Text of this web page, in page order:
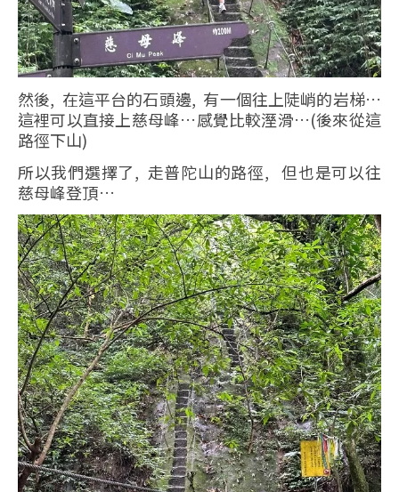
然後, 在這平台的石頭邊, 有一個往上陡峭的岩梯…
這裡可以直接上慈母峰…感覺比較溼滑…(後來從這
路徑下山)
所以我們選擇了, 走普陀山的路徑, 但也是可以往
慈母峰登頂…